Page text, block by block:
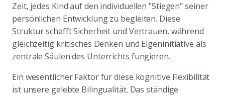
Zeit, jedes Kind auf den individuellen "Stiegen" seiner
persönlichen Entwicklung zu begleiten. Diese
Struktur schafft Sicherheit und Vertrauen, während
gleichzeitig kritisches Denken und Eigeninitiative als
zentrale Säulen des Unterrichts fungieren.
Ein wesentlicher Faktor für diese kognitive Flexibilität
ist unsere gelebte Bilingualität. Das ständige